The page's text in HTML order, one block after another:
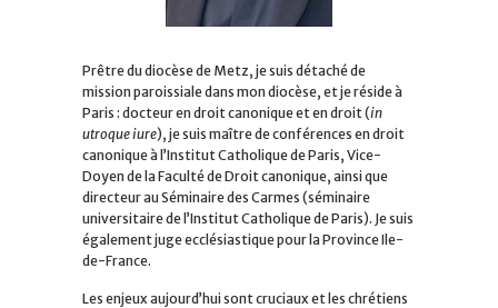
Prêtre du diocèse de Metz, je suis détaché de
mission paroissiale dans mon diocèse, et je réside à
Paris : docteur en droit canonique et en droit (in
utroque iure), je suis maître de conférences en droit
canonique à l’Institut Catholique de Paris, Vice-
Doyen de la Faculté de Droit canonique, ainsi que
directeur au Séminaire des Carmes (séminaire
universitaire de l’Institut Catholique de Paris). Je suis
également juge ecclésiastique pour la Province Ile-
de-France.
Les enjeux aujourd’hui sont cruciaux et les chrétiens